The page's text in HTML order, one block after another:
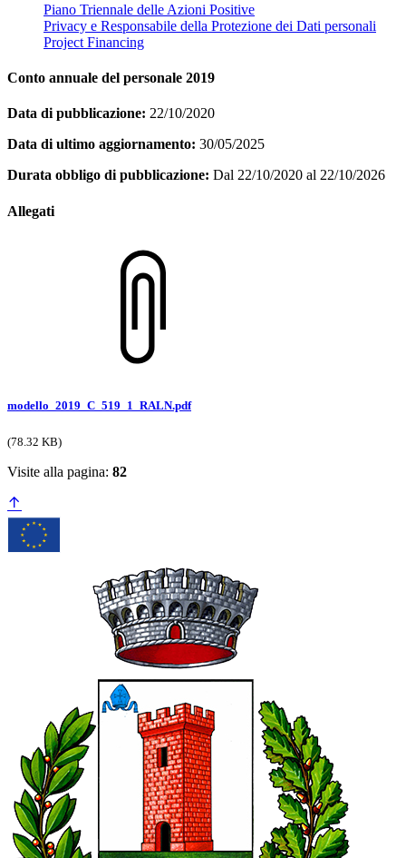
Piano Triennale delle Azioni Positive
Privacy e Responsabile della Protezione dei Dati personali
Project Financing
Conto annuale del personale 2019
Data di pubblicazione: 22/10/2020
Data di ultimo aggiornamento: 30/05/2025
Durata obbligo di pubblicazione: Dal 22/10/2020 al 22/10/2026
Allegati
modello_2019_C_519_1_RALN.pdf
(78.32 KB)
Visite alla pagina: 82